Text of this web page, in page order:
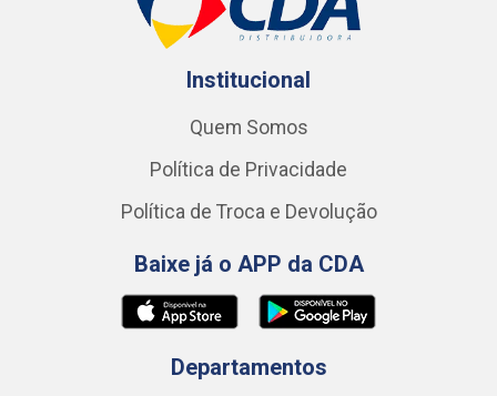
Institucional
Quem Somos
Política de Privacidade
Política de Troca e Devolução
Baixe já o APP da CDA
Departamentos